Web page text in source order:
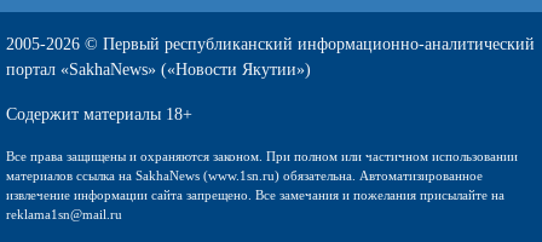
2005-2026 © Первый республиканский информационно-аналитический
портал «SakhaNews» («Новости Якутии»)
Содержит материалы 18+
Все права защищены и охраняются законом. При полном или частичном использовании
материалов ссылка на SakhaNews (www.1sn.ru) обязательна. Автоматизированное
извлечение информации сайта запрещено. Все замечания и пожелания присылайте на
reklama1sn@mail.ru